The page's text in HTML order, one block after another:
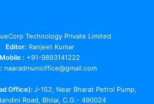
Technology Private Limited
Editor: Ranjeet Kumar
Mobile : +91-9893141222
naaradmunioffice@gmail.com
Office): J-152, Near Bharat Petrol Pump,
Road, Bhilai, C.G.- 490024